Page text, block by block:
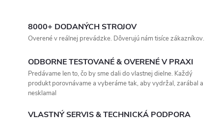
8000+ DODANÝCH STROJOV
Overené v reálnej prevádzke. Dôverujú nám tisíce zákazníkov.
ODBORNE TESTOVANÉ & OVERENÉ V PRAXI
Predávame len to, čo by sme dali do vlastnej dielne. Každý
produkt porovnávame a vyberáme tak, aby vydržal, zarábal a
nesklamal
VLASTNÝ SERVIS & TECHNICKÁ PODPORA